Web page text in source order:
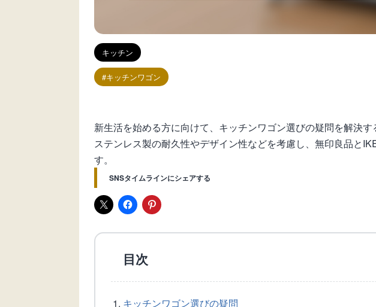
キッチン
キッチンワゴン
新生活を始める方に向けて、キッチンワゴン選びの疑問を解決す
ステンレス製の耐久性やデザイン性などを考慮し、無印良品と
す。
SNSタイムラインにシェアする
目次
キッチンワゴン選びの疑問